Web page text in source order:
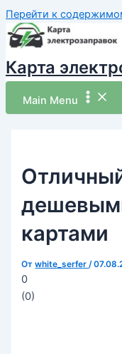
Перейти к
Карта
Main Menu
картами
Отwhite_serfer/
0
(0)